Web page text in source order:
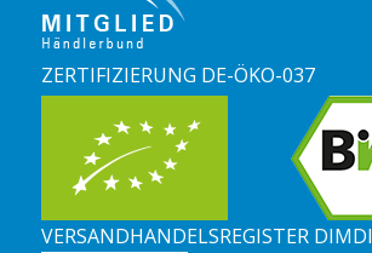
ZERTIFIZIERUNG DE-ÖKO-037
VERSANDHANDELSREGISTER DIMDI